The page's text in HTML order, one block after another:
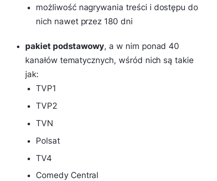
możliwość nagrywania treści i dostępu do
nich nawet przez 180 dni
pakiet podstawowy, a w nim ponad 40
kanałów tematycznych, wśród nich są takie
jak:
TVP1
TVP2
TVN
Polsat
TV4
Comedy Central